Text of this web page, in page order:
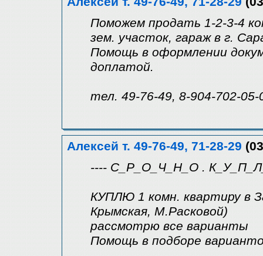
Поможем продать 1-2-3-4
зем. участок, гараж в г.
Помощь в оформлении
доплатой.
тел. 49-76-49, 8-904-702-05-
Алексей т. 49-76-49, 71-28-29
---- С_Р_О_Ч_Н_О .
КУПЛЮ 1 комн. квартиру в
Крымская, М.Расковой)
рассмотрю все варианты
Помощь в подборе